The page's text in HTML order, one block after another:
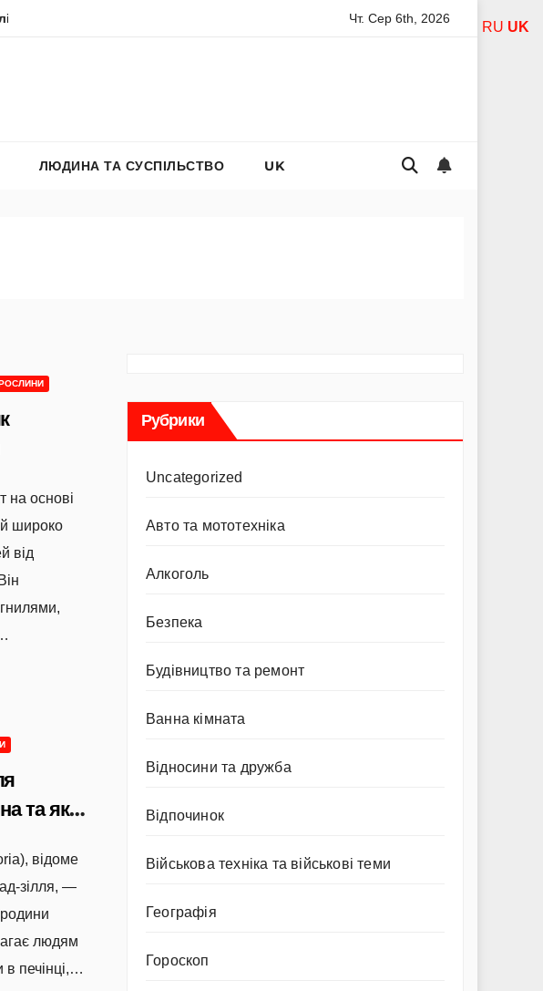
Молитва пресвятої богородиці за дітей: слова захисту і материнського тепла
Чт. Сер 6th, 2026
ЛЮДИНА ТА СУСПІЛЬСТВО UK
на основі
широко
від
та як її
відоме
зілля, —
людям
печінці,…
Рубрики
Uncategorized
Авто та мототехніка
Алкоголь
Безпека
Будівництво та ремонт
Ванна кімната
Відносини та дружба
Відпочинок
Військова техніка та військові теми
Географія
Гороскоп
RU UK